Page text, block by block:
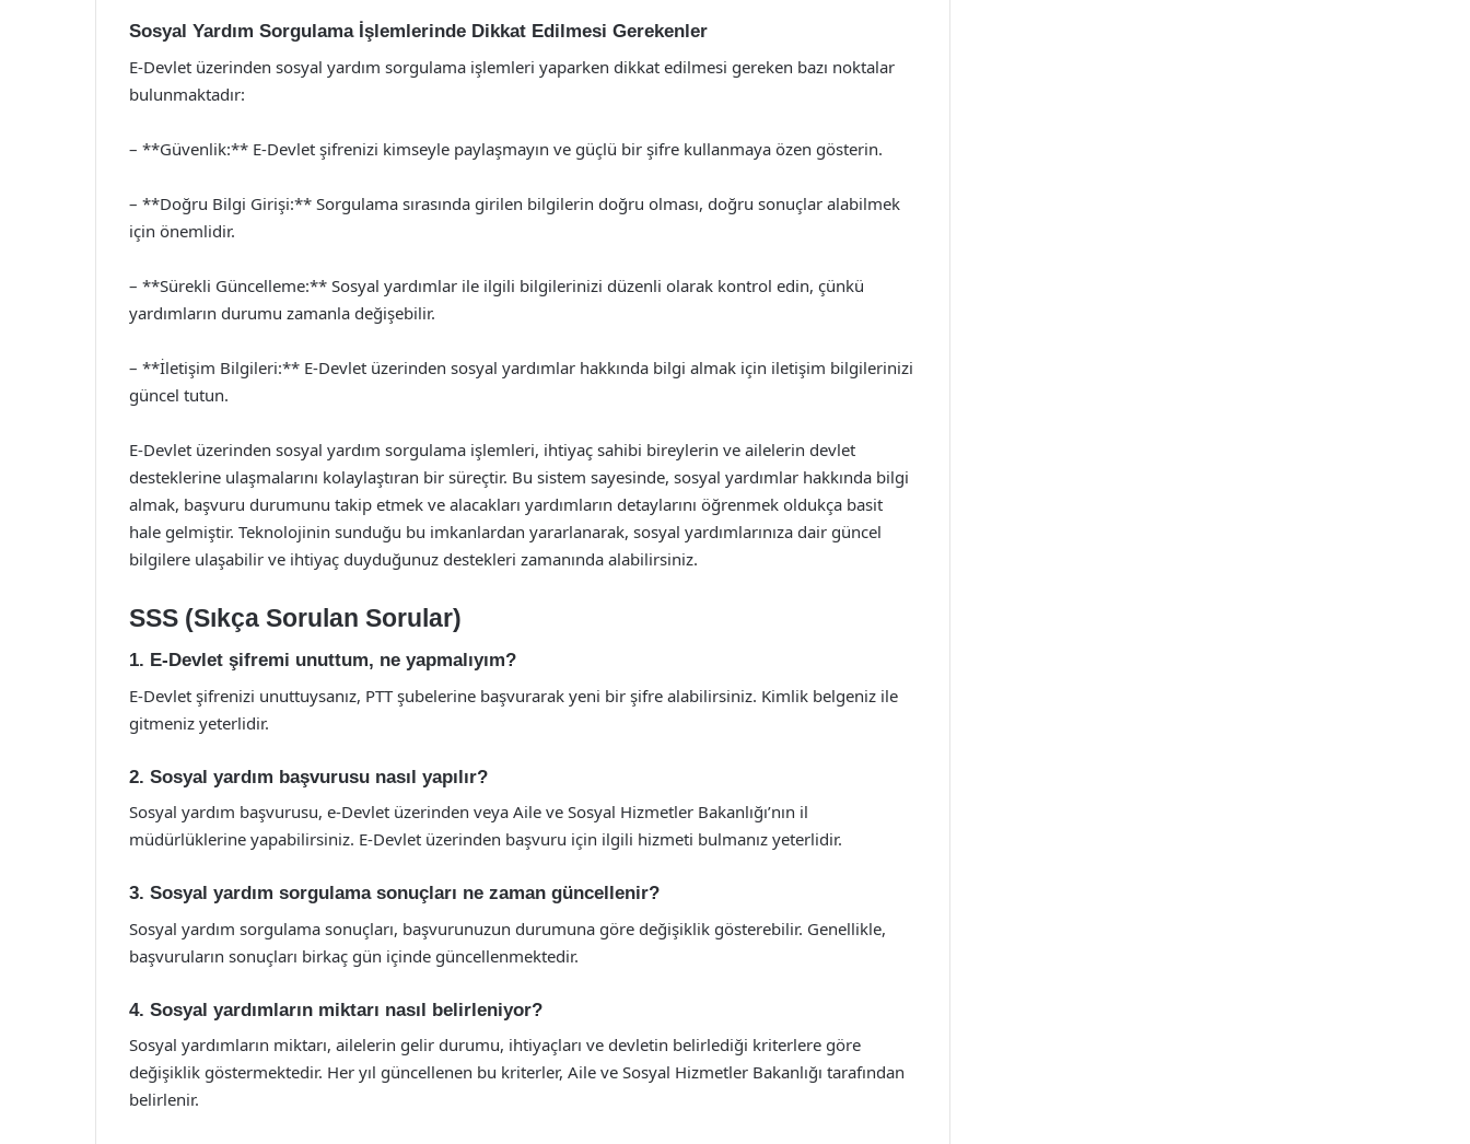
Sosyal Yardım Sorgulama İşlemlerinde Dikkat Edilmesi Gerekenler
E-Devlet üzerinden sosyal yardım sorgulama işlemleri yaparken dikkat edilmesi gereken bazı noktalar
bulunmaktadır:
– **Güvenlik:** E-Devlet şifrenizi kimseyle paylaşmayın ve güçlü bir şifre kullanmaya özen gösterin.
– **Doğru Bilgi Girişi:** Sorgulama sırasında girilen bilgilerin doğru olması, doğru sonuçlar alabilmek
için önemlidir.
– **Sürekli Güncelleme:** Sosyal yardımlar ile ilgili bilgilerinizi düzenli olarak kontrol edin, çünkü
yardımların durumu zamanla değişebilir.
– **İletişim Bilgileri:** E-Devlet üzerinden sosyal yardımlar hakkında bilgi almak için iletişim bilgilerinizi
güncel tutun.
E-Devlet üzerinden sosyal yardım sorgulama işlemleri, ihtiyaç sahibi bireylerin ve ailelerin devlet
desteklerine ulaşmalarını kolaylaştıran bir süreçtir. Bu sistem sayesinde, sosyal yardımlar hakkında bilgi
almak, başvuru durumunu takip etmek ve alacakları yardımların detaylarını öğrenmek oldukça basit
hale gelmiştir. Teknolojinin sunduğu bu imkanlardan yararlanarak, sosyal yardımlarınıza dair güncel
bilgilere ulaşabilir ve ihtiyaç duyduğunuz destekleri zamanında alabilirsiniz.
SSS (Sıkça Sorulan Sorular)
1. E-Devlet şifremi unuttum, ne yapmalıyım?
E-Devlet şifrenizi unuttuysanız, PTT şubelerine başvurarak yeni bir şifre alabilirsiniz. Kimlik belgeniz ile
gitmeniz yeterlidir.
2. Sosyal yardım başvurusu nasıl yapılır?
Sosyal yardım başvurusu, e-Devlet üzerinden veya Aile ve Sosyal Hizmetler Bakanlığı’nın il
müdürlüklerine yapabilirsiniz. E-Devlet üzerinden başvuru için ilgili hizmeti bulmanız yeterlidir.
3. Sosyal yardım sorgulama sonuçları ne zaman güncellenir?
Sosyal yardım sorgulama sonuçları, başvurunuzun durumuna göre değişiklik gösterebilir. Genellikle,
başvuruların sonuçları birkaç gün içinde güncellenmektedir.
4. Sosyal yardımların miktarı nasıl belirleniyor?
Sosyal yardımların miktarı, ailelerin gelir durumu, ihtiyaçları ve devletin belirlediği kriterlere göre
değişiklik göstermektedir. Her yıl güncellenen bu kriterler, Aile ve Sosyal Hizmetler Bakanlığı tarafından
belirlenir.